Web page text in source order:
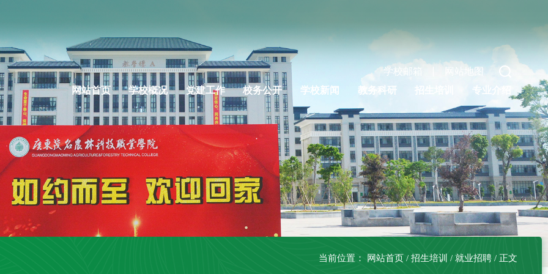
学校邮箱
网站地图
网站首页
学校概况 党建工作 校务公开 学校新闻 教务科研 招生培训 专业介绍
当前位置： 网站首页 / 招生培训 / 就业招聘 / 正文